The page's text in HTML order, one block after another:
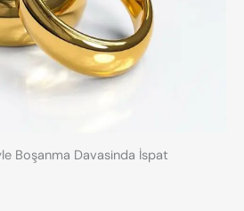
Boşanma Davasinda İspat